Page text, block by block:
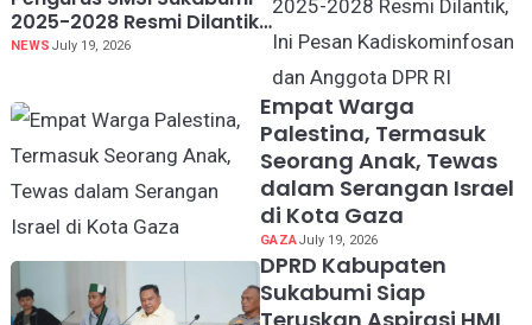
2025-2028 Resmi Dilantik,
Ini Pesan Kadiskominfosan
NEWS July 19, 2026
Empat Warga
Palestina, Termasuk
Seorang Anak, Tewas
dalam Serangan Israel
di Kota Gaza
GAZAJuly 19, 2026
DPRD Kabupaten
Sukabumi Siap